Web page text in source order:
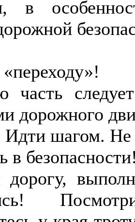
в
часть
дорожного
Идти шагом. Не
в
дорогу,